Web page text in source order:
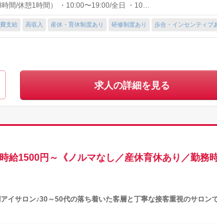
間/休憩1時間） ・10:00〜19:00/全日 ・10…
支給 高収入 産休・育休制度あり 研修制度あり 歩合・インセンティブ
求人の詳細を見る
給1500円～《ノルマなし／産休育休あり／勤務
イサロン♪30～50代の落ち着いた客層と丁寧な接客重視のサロン